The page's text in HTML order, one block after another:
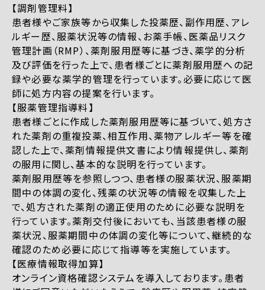
【調剤管理料】
患者様やご家族等から収集した投薬歴、副作用歴、アレ
ルギー歴、服薬状況等の情報、お薬手帳、医薬品リスク
管理計画（RMP）、薬剤服用歴等に基づき、薬学的分析
及び評価を行った上で、患者様ごとに薬剤服用歴への記
録や必要な薬学的管理を行っています。必要に応じて医
師に処方内容の提案を行います。
【服薬管理指導料】
患者様ごとに作成した薬剤服用歴等に基づいて、処方さ
れた薬剤の重複投薬、相互作用、薬物アレルギー等を確
認した上で、薬剤情報提供文書により情報提供し、薬剤
の服用に関し、基本的な説明を行っています。
薬剤服用歴等を参照しつつ、患者様の服薬状況、服薬期
間中の体調の変化、残薬の状況等の情報を収集した上
で、処方された薬剤の適正使用のために必要な説明を
行っています。薬剤交付後においても、当該患者様の服
薬状況、服薬期間中の体調の変化等について、継続的な
確認のため必要に応じて指導等を実施しています。
【医療情報取得加算】
オンライン資格確認システムを導入しております。患者